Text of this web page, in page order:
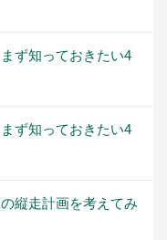
ず知っておきたい4
ず知っておきたい4
縦走計画を考えてみ